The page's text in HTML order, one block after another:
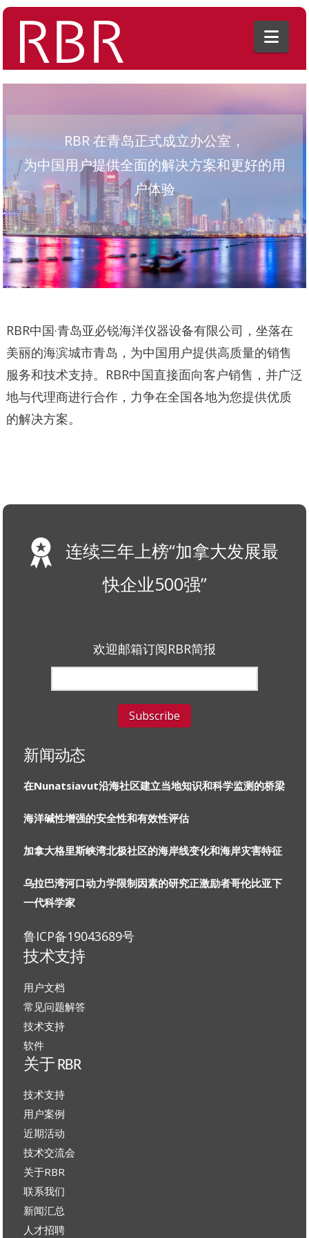
RBR 在青岛正式成立办公室，
为中国用户提供全面的解决方案和更好的用
户体验
RBR中国·青岛亚必锐海洋仪器设备有限公司，坐落在
美丽的海滨城市青岛，为中国用户提供高质量的销售
服务和技术支持。RBR中国直接面向客户销售，并广泛
地与代理商进行合作，力争在全国各地为您提供优质
的解决方案。
连续三年上榜“加拿大发展最
快企业500强”
欢迎邮箱订阅RBR简报
新闻动态
在Nunatsiavut沿海社区建立当地知识和科学监测的桥梁
海洋碱性增强的安全性和有效性评估
加拿大格里斯峡湾北极社区的海岸线变化和海岸灾害特征
乌拉巴湾河口动力学限制因素的研究正激励者哥伦比亚下
一代科学家
鲁ICP备19043689号
技术支持
用户文档
常见问题解答
技术支持
软件
关于 RBR
技术支持
用户案例
近期活动
技术交流会
关于RBR
联系我们
新闻汇总
人才招聘